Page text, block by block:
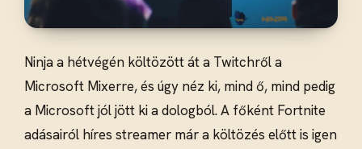
Ninja a hétvégén költözött át a Twitchről a
Microsoft Mixerre, és úgy néz ki, mind ő, mind pedig
a Microsoft jól jött ki a dologból. A főként Fortnite
adásairól híres streamer már a költözés előtt is igen